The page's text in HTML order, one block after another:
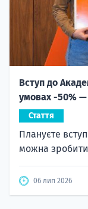
Вступ до
умовах -50% —
Стаття
Плануєте
можна
06 лип 2026